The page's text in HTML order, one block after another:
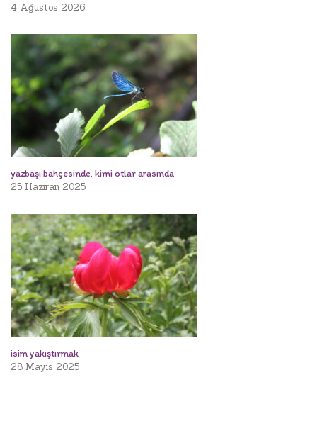
4 Ağustos 2026
yazbaşı bahçesinde, kimi otlar arasında
25 Haziran 2025
isim yakıştırmak
28 Mayıs 2025